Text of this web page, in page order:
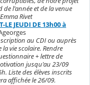
de l'année et de la venue
Rivet
LE JEUDI DE 13h00 à
au CDI ou auprès
la vie scolaire. Rendre
+ lettre de
jusqu'au 23/09
Liste des élèves inscrits
affichée le 26/09.